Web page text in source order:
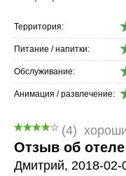
Территория:
Питание / напитки:
Обслуживание:
Анимация / развлечение:
(4)
Отзыв об
Дмитрий, 2018-02-